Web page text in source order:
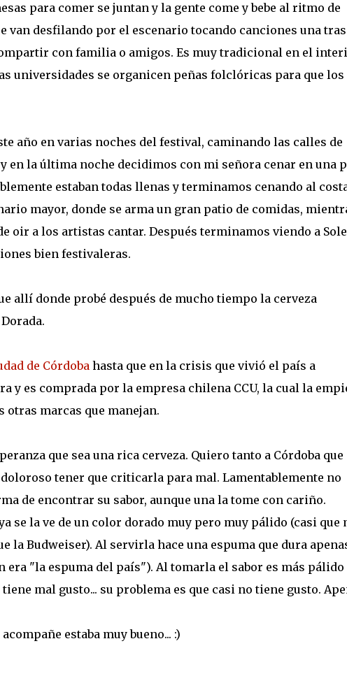
para comer se juntan y la gente come y bebe al ritmo de
desfilando por el escenario tocando canciones una tras
con familia o amigos. Es muy tradicional en el
universidades se organicen peñas folclóricas para que los
año en varias noches del festival, caminando las calles de
en la última noche decidimos con mi señora cenar en una
estaban todas llenas y terminamos cenando al
mayor, donde se arma un gran patio de comidas,
oir a los artistas cantar. Después terminamos viendo a
bien festivaleras.
allí donde probé después de mucho tiempo la cerveza
de Córdobahasta que en la crisis que vivió el país a
y es comprada por la empresa chilena CCU, la cual la
otras marcas que manejan.
que sea una rica cerveza. Quiero tanto a Córdoba que
doloroso tener que criticarla para mal. Lamentablemente no
de encontrar su sabor, aunque una la tome con cariño.
se la ve de un color dorado muy pero muy pálido (casi que
la Budweiser). Al servirla hace una espuma que dura
era "la espuma del país"). Al tomarla el sabor es más pálido
mal gusto... su problema es que casi no tiene gusto.
estaba muy bueno... :)